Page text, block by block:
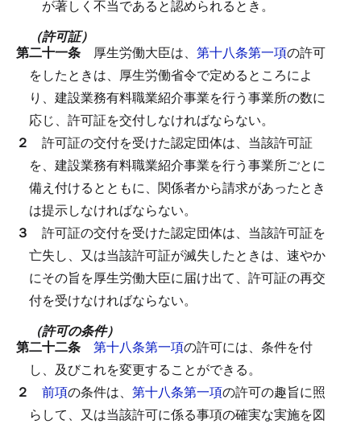
が著しく不当であると認められるとき。
（許可証）
第二十一条 厚生労働大臣は、 第十八条第一項の許可
をしたときは、厚生労働省令で定めるところによ
り、建設業務有料職業紹介事業を行う事業所の数に
応じ、許可証を交付しなければならない。
２ 許可証の交付を受けた認定団体は、当該許可証
を、建設業務有料職業紹介事業を行う事業所ごとに
備え付けるとともに、関係者から請求があったとき
は提示しなければならない。
３ 許可証の交付を受けた認定団体は、当該許可証を
亡失し、又は当該許可証が滅失したときは、速やか
にその旨を厚生労働大臣に届け出て、許可証の再交
付を受けなければならない。
（許可の条件）
第二十二条 第十八条第一項の許可には、条件を付
し、及びこれを変更することができる。
２ 前項の条件は、 第十八条第一項の許可の趣旨に照
らして、又は当該許可に係る事項の確実な実施を図